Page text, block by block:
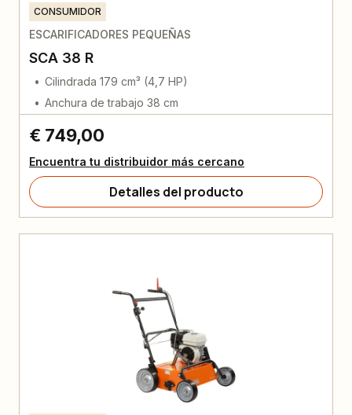
CONSUMIDOR
ESCARIFICADORES PEQUEÑAS
SCA 38 R
Cilindrada 179 cm³ (4,7 HP)
Anchura de trabajo 38 cm
€ 749,00
Encuentra tu distribuidor más cercano
Detalles del producto